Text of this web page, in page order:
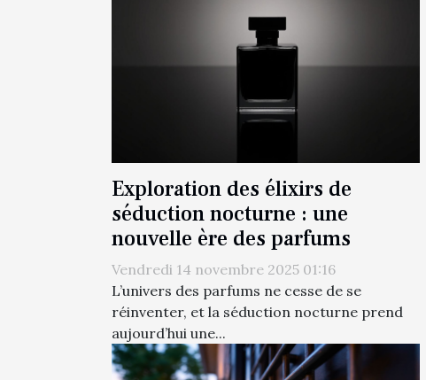
Exploration des élixirs de
séduction nocturne : une
nouvelle ère des parfums
Vendredi 14 novembre 2025 01:16
L’univers des parfums ne cesse de se
réinventer, et la séduction nocturne prend
aujourd’hui une...